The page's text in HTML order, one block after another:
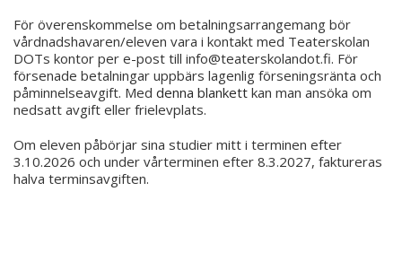
För överenskommelse om betalningsarrangemang bör
vårdnadshavaren/eleven vara i kontakt med Teaterskolan
DOTs kontor per e-post till info@teaterskolandot.fi. För
försenade betalningar uppbärs lagenlig förseningsränta och
påminnelseavgift. Med denna blankett kan man ansöka om
nedsatt avgift eller frielevplats.
Om eleven påbörjar sina studier mitt i terminen efter
3.10.2026 och under vårterminen efter 8.3.2027, faktureras
halva terminsavgiften.